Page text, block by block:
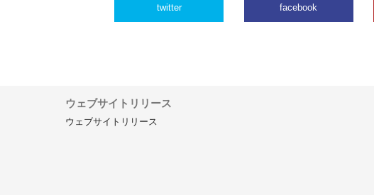
twitter facebook
ウェブサイトリリース
ウェブサイトリリース